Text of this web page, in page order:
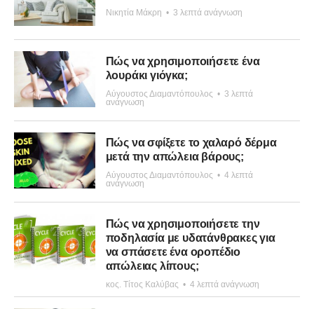
Νικητία Μάκρη • 3 λεπτά ανάγνωση
Πώς να χρησιμοποιήσετε ένα
λουράκι γιόγκα;
Αύγουστος Διαμαντόπουλος • 3 λεπτά
ανάγνωση
Πώς να σφίξετε το χαλαρό δέρμα
μετά την απώλεια βάρους;
Αύγουστος Διαμαντόπουλος • 4 λεπτά
ανάγνωση
Πώς να χρησιμοποιήσετε την
ποδηλασία με υδατάνθρακες για
να σπάσετε ένα οροπέδιο
απώλειας λίπους;
κος. Τίτος Καλύβας • 4 λεπτά ανάγνωση